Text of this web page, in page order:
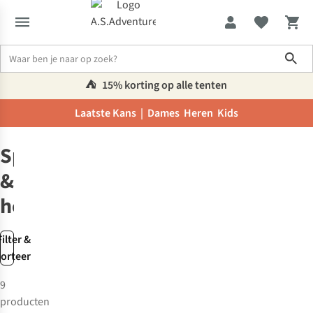
⛺️ 15% korting op alle tenten
Laatste Kans | Dames Heren Kids
&
Speelgoed
&
hobby
9
producten